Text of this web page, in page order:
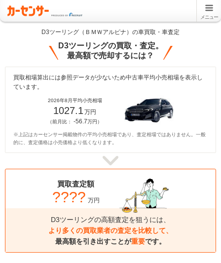
メニュー
D3ツーリング（ＢＭＷアルピナ）の車買取・車査定
D3ツーリングの買取・査定。
最高額で売却するには？
買取相場算出には参照データが少ないため中古車平均小売相場を表示し
ています。
2026年8月平均小売相場
1027.1 万円
（前月比：-56.7万円）
※上記はカーセンサー掲載物件の平均小売相場であり、査定相場ではありません。一般
的に、査定価格は小売価格より低くなります。
買取査定額
???? 万円
D3ツーリングの高額査定を狙うには、
より多くの買取業者の査定を比較して、
最高額を引き出すことが重要です。